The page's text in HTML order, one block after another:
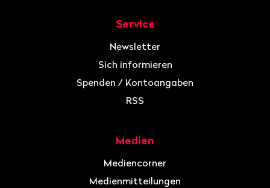
Service
Newsletter
Sich informieren
Spenden / Kontoangaben
RSS
Medien
Mediencorner
Medienmitteilungen